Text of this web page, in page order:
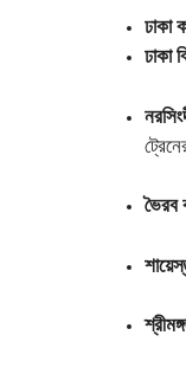
ঢাকা
ঢাকা
ভৈরব